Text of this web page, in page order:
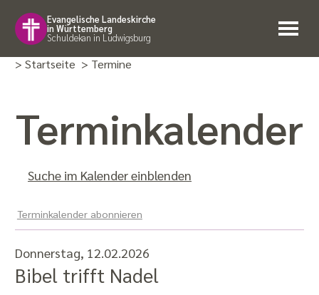
Evangelische Landeskirche
in Württemberg
Schuldekan in Ludwigsburg
> Startseite > Termine
Termin­kalender
Suche im Kalender einblenden
Terminkalender abonnieren
Donnerstag, 12.02.2026
Bibel trifft Nadel